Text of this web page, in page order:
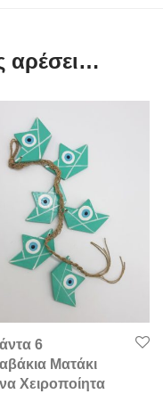
αρέσει…
6
Ματάκι
Χειροποίητα